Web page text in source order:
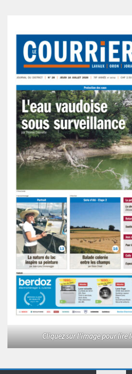
Cliquez sur l'image pour lire